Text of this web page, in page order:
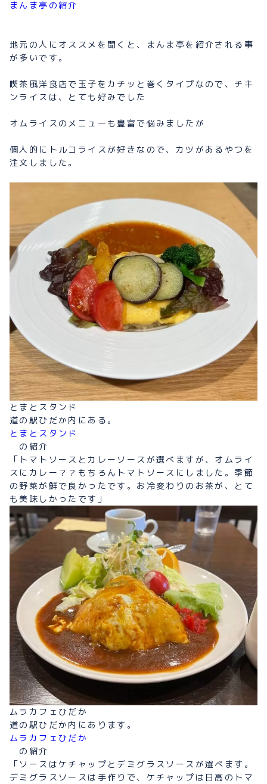
まんま亭の紹介
地元の人にオススメを聞くと、まんま亭を紹介される事
が多いです。
喫茶風洋食店で玉子をカチッと巻くタイプなので、チキ
ンライスは、とても好みでした
オムライスのメニューも豊富で悩みましたが
個人的にトルコライスが好きなので、カツがあるやつを
注文しました。
とまとスタンド
道の駅ひだか内にある。
とまとスタンド
の紹介
「トマトソースとカレーソースが選べますが、オムライ
スにカレー？？もちろんトマトソースにしました。季節
の野菜が鮮で良かったです。お冷変わりのお茶が、とて
も美味しかったです」
ムラカフェひだか
道の駅ひだか内にあります。
ムラカフェひだか
の紹介
「ソースはケチャップとデミグラスソースが選べます。
デミグラスソースは手作りで、ケチャップは日高のトマ